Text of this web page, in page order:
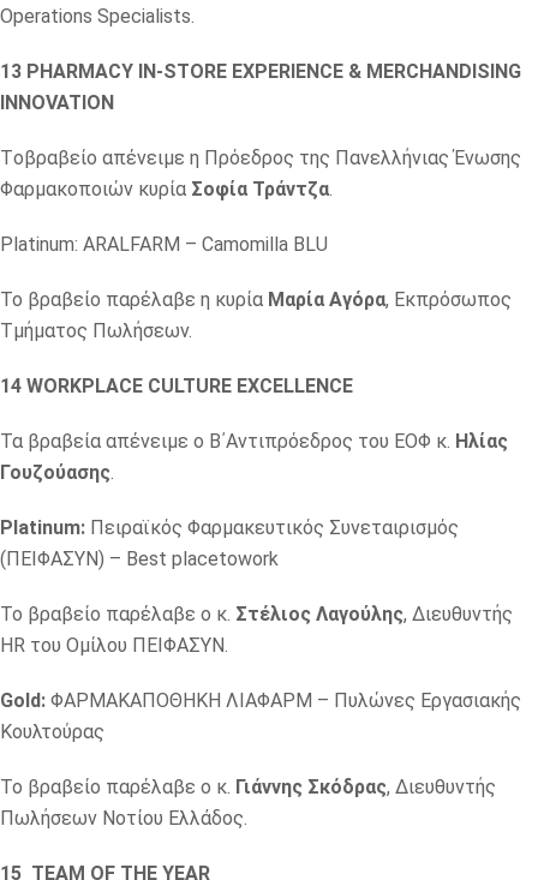
Operations Specialists.
13 PHARMACY IN-STORE EXPERIENCE & MERCHANDISING
INNOVATION
Τoβραβείo απένειμε η Πρόεδρος της Πανελλήνιας Ένωσης
Φαρμακοποιών κυρία Σοφία Τράντζα
Platinum: ARALFARM – Camomilla BLU
Το βραβείο παρέλαβε η κυρία Μαρία Αγόρα, Εκπρόσωπος
Τμήματος Πωλήσεων.
14 WORKPLACE CULTURE EXCELLENCE
Τα βραβεία απένειμε ο Β΄Αντιπρόεδρος του ΕΟΦ κ. Ηλίας
Γουζούασης
Platinum: Πειραϊκός Φαρμακευτικός Συνεταιρισμός
(ΠΕΙΦΑΣΥΝ) – Best placetowork
Το βραβείο παρέλαβε ο κ. Στέλιος Λαγούλης, Διευθυντής
HR του Ομίλου ΠΕΙΦΑΣΥΝ.
Gold: ΦΑΡΜΑΚΑΠΟΘΗΚΗ ΛΙΑΦΑΡΜ – Πυλώνες Εργασιακής
Κουλτούρας
Το βραβείο παρέλαβε ο κ. Γιάννης Σκόδρας, Διευθυντής
Πωλήσεων Νοτίου Ελλάδος.
15 TEAM OF THE YEAR